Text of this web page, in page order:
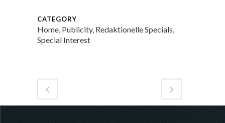
CATEGORY
Home, Publicity, Redaktionelle Specials,
Special Interest